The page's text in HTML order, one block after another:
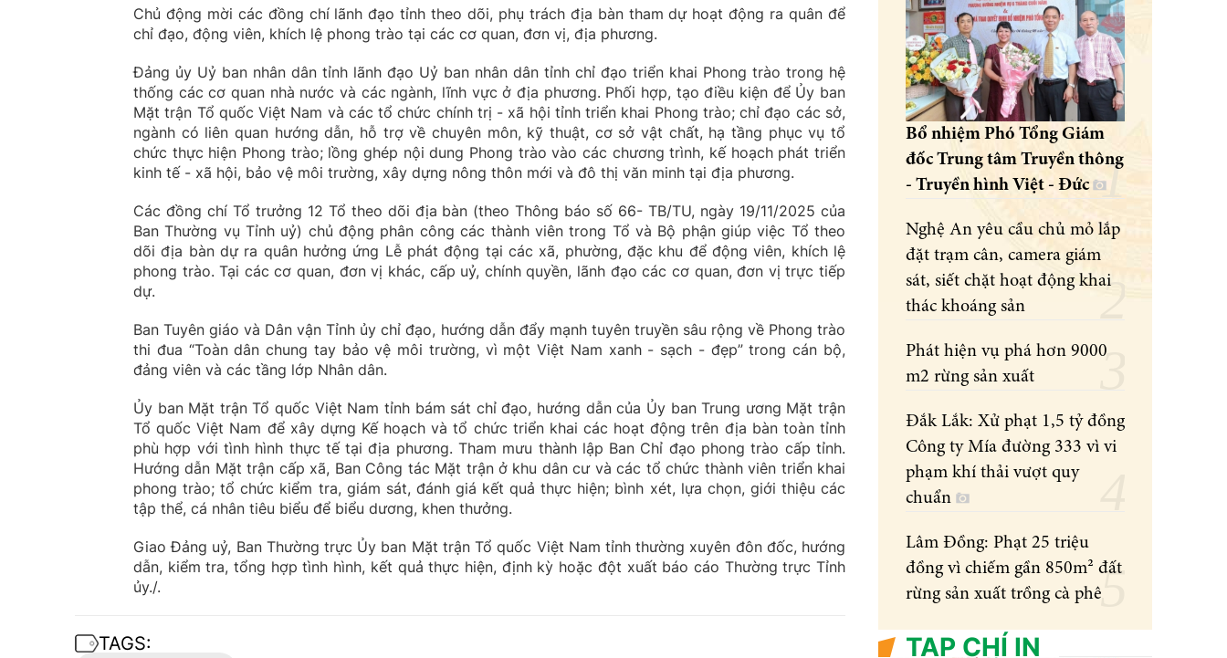
Chủ động mời các đồng chí lãnh đạo tỉnh theo dõi, phụ trách địa bàn tham dự hoạt động ra quân để
chỉ đạo, động viên, khích lệ phong trào tại các cơ quan, đơn vị, địa phương.
Đảng ủy Uỷ ban nhân dân tỉnh lãnh đạo Uỷ ban nhân dân tỉnh chỉ đạo triển khai Phong trào trong hệ
thống các cơ quan nhà nước và các ngành, lĩnh vực ở địa phương. Phối hợp, tạo điều kiện để Ủy ban
Mặt trận Tổ quốc Việt Nam và các tổ chức chính trị - xã hội tỉnh triển khai Phong trào; chỉ đạo các sở,
ngành có liên quan hướng dẫn, hỗ trợ về chuyên môn, kỹ thuật, cơ sở vật chất, hạ tầng phục vụ tổ
chức thực hiện Phong trào; lồng ghép nội dung Phong trào vào các chương trình, kế hoạch phát triển
kinh tế - xã hội, bảo vệ môi trường, xây dựng nông thôn mới và đô thị văn minh tại địa phương.
Các đồng chí Tổ trưởng 12 Tổ theo dõi địa bàn (theo Thông báo số 66- TB/TU, ngày 19/11/2025 của
Ban Thường vụ Tỉnh uỷ) chủ động phân công các thành viên trong Tổ và Bộ phận giúp việc Tổ theo
dõi địa bàn dự ra quân hưởng ứng Lễ phát động tại các xã, phường, đặc khu để động viên, khích lệ
phong trào. Tại các cơ quan, đơn vị khác, cấp uỷ, chính quyền, lãnh đạo các cơ quan, đơn vị trực tiếp
dự.
Ban Tuyên giáo và Dân vận Tỉnh ủy chỉ đạo, hướng dẫn đẩy mạnh tuyên truyền sâu rộng về Phong trào
thi đua “Toàn dân chung tay bảo vệ môi trường, vì một Việt Nam xanh - sạch - đẹp” trong cán bộ,
đảng viên và các tầng lớp Nhân dân.
Ủy ban Mặt trận Tổ quốc Việt Nam tỉnh bám sát chỉ đạo, hướng dẫn của Ủy ban Trung ương Mặt trận
Tổ quốc Việt Nam để xây dựng Kế hoạch và tổ chức triển khai các hoạt động trên địa bàn toàn tỉnh
phù hợp với tình hình thực tế tại địa phương. Tham mưu thành lập Ban Chỉ đạo phong trào cấp tỉnh.
Hướng dẫn Mặt trận cấp xã, Ban Công tác Mặt trận ở khu dân cư và các tổ chức thành viên triển khai
phong trào; tổ chức kiểm tra, giám sát, đánh giá kết quả thực hiện; bình xét, lựa chọn, giới thiệu các
tập thể, cá nhân tiêu biểu để biểu dương, khen thưởng.
Giao Đảng uỷ, Ban Thường trực Ủy ban Mặt trận Tổ quốc Việt Nam tỉnh thường xuyên đôn đốc, hướng
dẫn, kiểm tra, tổng hợp tình hình, kết quả thực hiện, định kỳ hoặc đột xuất báo cáo Thường trực Tỉnh
ủy./.
TAGS:
Bổ nhiệm Phó Tổng Giám
đốc Trung tâm Truyền thông
- Truyền hình Việt - Đức
Nghệ An yêu cầu chủ mỏ lắp
đặt trạm cân, camera giám
sát, siết chặt hoạt động khai
thác khoáng sản
Phát hiện vụ phá hơn 9000
m2 rừng sản xuất
Đắk Lắk: Xử phạt 1,5 tỷ đồng
Công ty Mía đường 333 vì vi
phạm khí thải vượt quy
chuẩn
Lâm Đồng: Phạt 25 triệu
đồng vì chiếm gần 850m² đất
rừng sản xuất trồng cà phê
TẠP CHÍ IN